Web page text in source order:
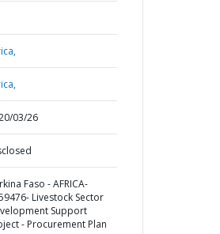
03/26
Faso - AFRICA-
Livestock Sector
Support
- Procurement Plan